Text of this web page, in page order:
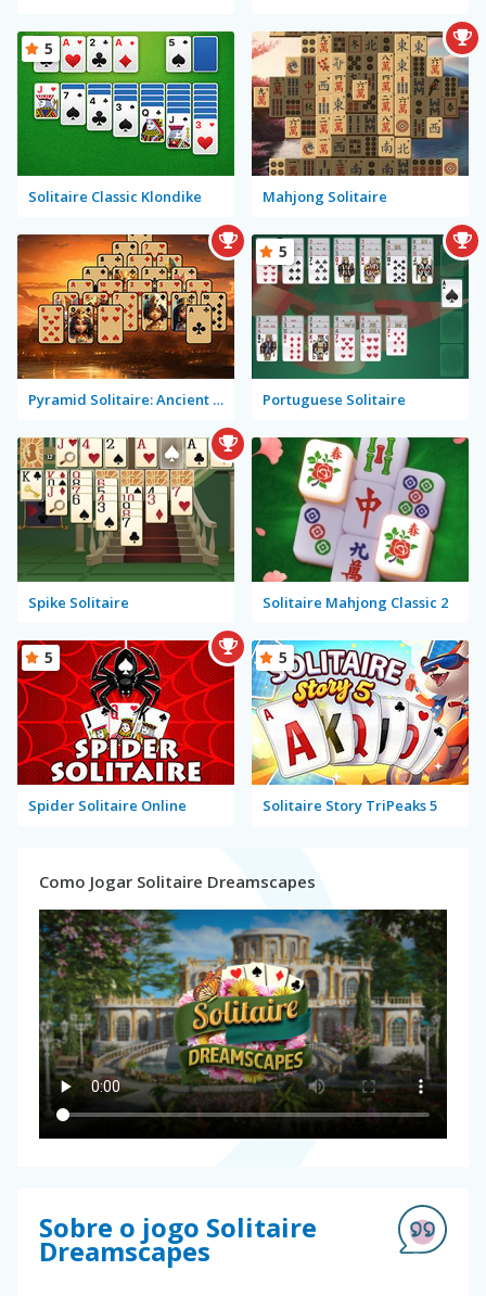
Solitaire Classic Klondike
5
Mahjong Solitaire
Pyramid Solitaire: Ancient Egypt Portuguese Solitaire
5
Spike Solitaire Solitaire Mahjong Classic 2
Spider Solitaire Online
5
Solitaire Story TriPeaks 5
5
Como Jogar Solitaire Dreamscapes
Sobre o jogo Solitaire
Dreamscapes